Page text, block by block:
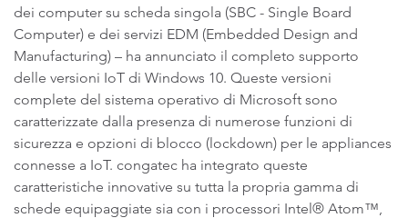
dei computer su scheda singola (SBC - Single Board
Computer) e dei servizi EDM (Embedded Design and
Manufacturing) – ha annunciato il completo supporto
delle versioni IoT di Windows 10. Queste versioni
complete del sistema operativo di Microsoft sono
caratterizzate dalla presenza di numerose funzioni di
sicurezza e opzioni di blocco (lockdown) per le appliances
connesse a IoT. congatec ha integrato queste
caratteristiche innovative su tutta la propria gamma di
schede equipaggiate sia con i processori Intel® Atom™,